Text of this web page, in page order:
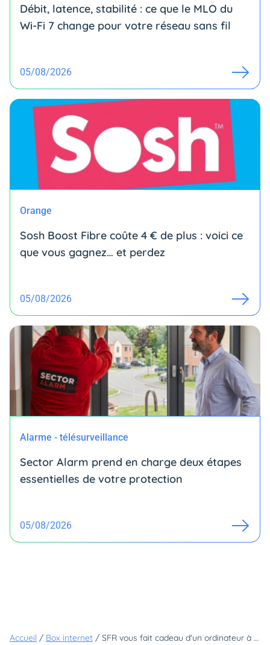
Débit, latence, stabilité : ce que le MLO du
Wi-Fi 7 change pour votre réseau sans fil
05/08/2026
Orange
Sosh Boost Fibre coûte 4 € de plus : voici ce
que vous gagnez… et perdez
05/08/2026
Alarme - télésurveillance
Sector Alarm prend en charge deux étapes
essentielles de votre protection
05/08/2026
Accueil / Box internet / SFR vous fait cadeau d'un ordinateur à 1€ grâce à la souscription d'une box fibre !